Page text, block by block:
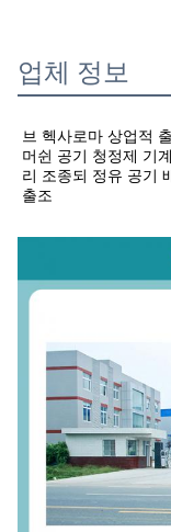
업체 정보
브 헥사로마 상업적
머쉰 공기 청정제 기
리 조종되 정유 공기
출조